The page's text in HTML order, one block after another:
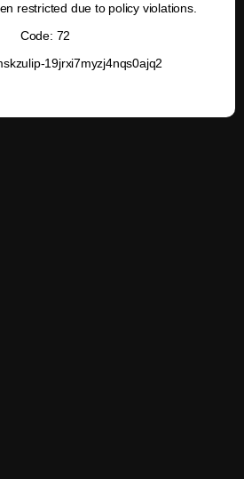
restricted due to policy violations.
Code: 72
19jrxi7myzj4nqs0ajq2